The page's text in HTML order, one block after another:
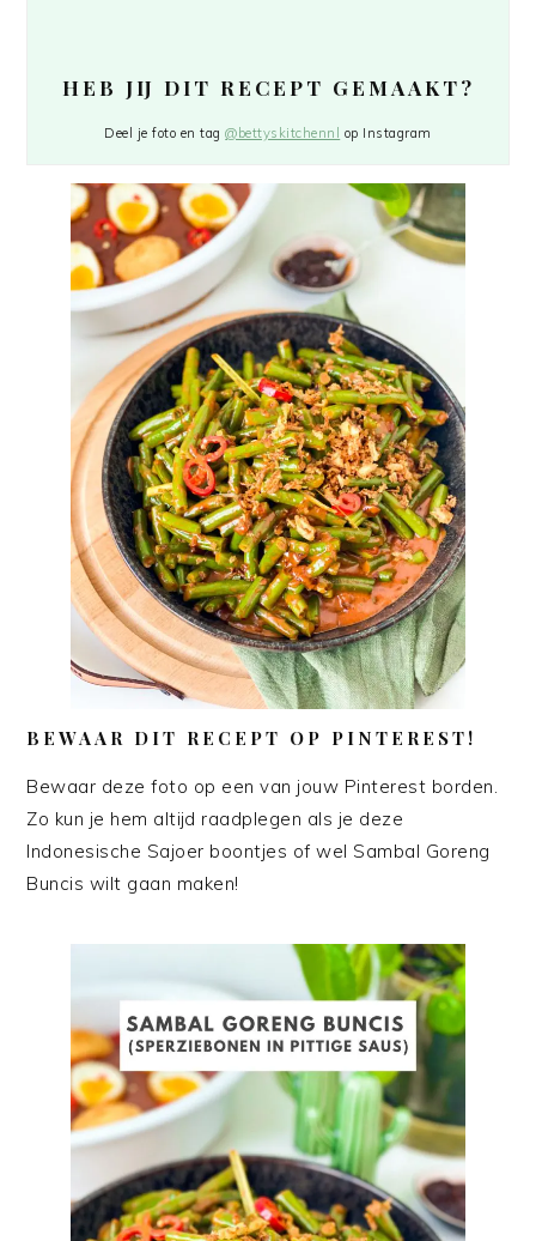
HEB JIJ DIT RECEPT GEMAAKT?
Deel je foto en tag@bettyskitchennl op Instagram
BEWAAR DIT RECEPT OP PINTEREST!
Bewaar deze foto op een van jouw Pinterest borden.
Zo kun je hem altijd raadplegen als je deze
Indonesische Sajoer boontjes of wel Sambal Goreng
Buncis wilt gaan maken!